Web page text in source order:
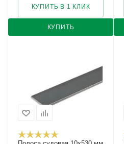
КУПИТЬ
КУПИТЬ В 1 КЛИК